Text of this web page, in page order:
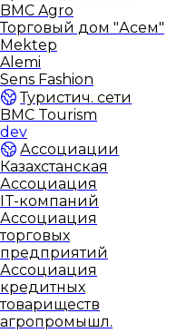
BMC Agro
Торговый дом "Асем"
Mektep
Alemi
Sens Fashion
Туристич. сети
BMC Tourism
dev
Ассоциации
Казахстанская
Ассоциация
IT-компаний
Ассоциация
торговых
предприятий
Ассоциация
кредитных
товариществ
агропромышл.